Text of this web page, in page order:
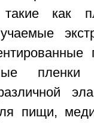
как
пленки
пищи,